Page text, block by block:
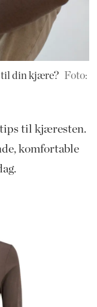
til din kjære? Foto:
til kjæresten.
komfortable